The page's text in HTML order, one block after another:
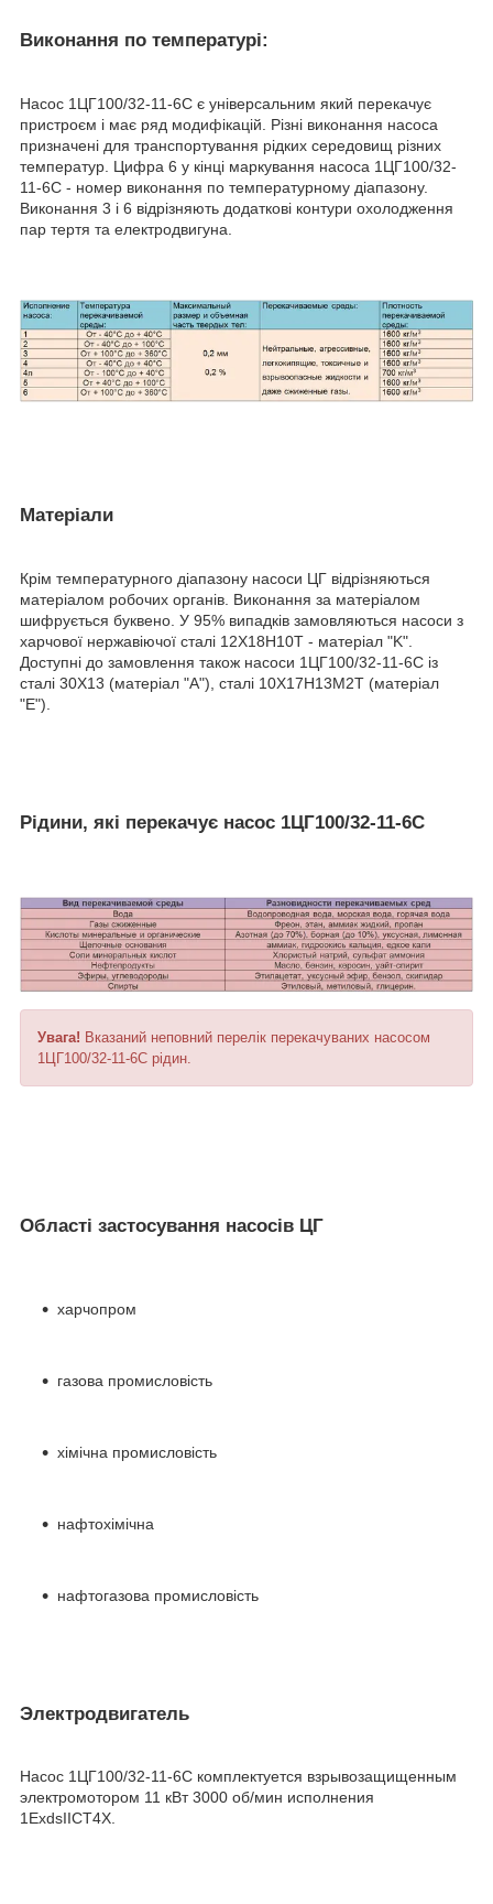
Виконання по температурі:
Насос 1ЦГ100/32-11-6С є універсальним який перекачує
пристроєм і має ряд модифікацій. Різні виконання насоса
призначені для транспортування рідких середовищ різних
температур. Цифра 6 у кінці маркування насоса 1ЦГ100/32-
11-6С - номер виконання по температурному діапазону.
Виконання 3 і 6 відрізняють додаткові контури охолодження
пар тертя та електродвигуна.
Матеріали
Крім температурного діапазону насоси ЦГ відрізняються
матеріалом робочих органів. Виконання за матеріалом
шифрується буквено. У 95% випадків замовляються насоси з
харчової нержавіючої сталі 12X18H10T - матеріал "K".
Доступні до замовлення також насоси 1ЦГ100/32-11-6С із
сталі 30X13 (матеріал "A"), сталі 10Х17Н13М2Т (матеріал
"E").
Рідини, які перекачує насос 1ЦГ100/32-11-6С
Увага! Вказаний неповний перелік перекачуваних насосом
1ЦГ100/32-11-6С рідин.
Області застосування насосів ЦГ
харчопром
газова промисловість
хімічна промисловість
нафтохімічна
нафтогазова промисловість
Электродвигатель
Насос 1ЦГ100/32-11-6С комплектуется взрывозащищенным
электромотором 11 кВт 3000 об/мин исполнения
1ЕхdsIIСТ4Х.